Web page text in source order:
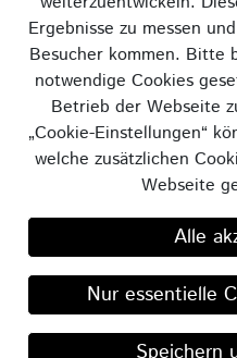
© 2026 GVB -
Betriebsgesellschaft
Impressum|
Ergebnisse zu messen
Besucher kommen. Bitte
notwendige Cookies
Betrieb der Webseite
„Cookie-Einstellungen“
welche zusätzlichen
Webseite
Alle
Nur essentielle